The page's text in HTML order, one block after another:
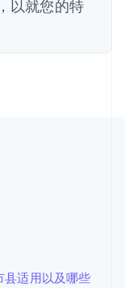
以就您的特
县适用以及哪些